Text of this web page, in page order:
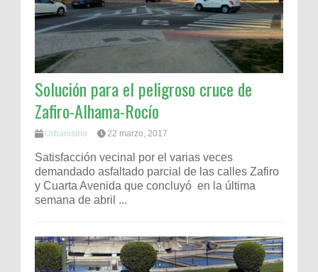
Solución para el peligroso cruce de
Zafiro-Alhama-Rocío
Urbanismo 22 marzo, 2017
Satisfacción vecinal por el varias veces
demandado asfaltado parcial de las calles Zafiro
y Cuarta Avenida que concluyó en la última
semana de abril ...